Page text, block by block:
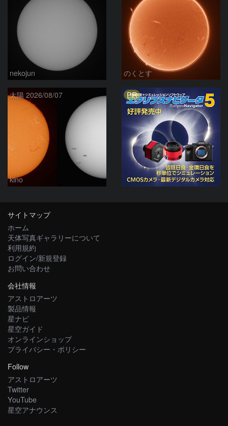
nekojun のくとす
太陽 2026/08/07
kino
PR
サイトマップ
ホーム
天体写真ギャラリーについて
利用規約
ログイン/新規登録
お問い合わせ
会社情報
アストロアーツ
製品情報
星ナビ
星空ガイド
オンラインショップ
プライバシー・ポリシー
Follow
アストロアーツ
Twitter
YouTube
星空アナウンス